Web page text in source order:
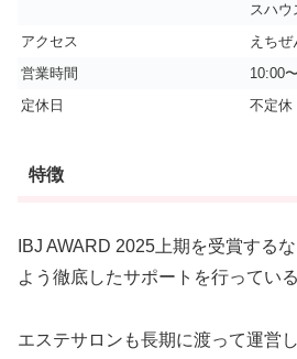
スハウ
アクセス
えち
営業時間
10:00
定休日
不定休
特徴
IBJ AWARD 2025上期を受賞する
よう徹底したサポートを行ってい
エステサロンも長期に渡って運営